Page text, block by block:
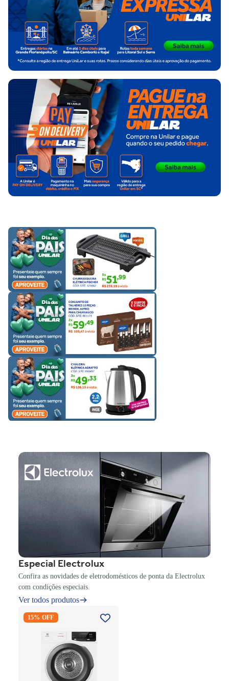
Especial Electrolux
Confira as novidades de eletrodomésticos de ponta da Electrolux
com condições especiais.
Ver todos produtos
Premium Care 12Kg com
Branco 220V
15% OFF